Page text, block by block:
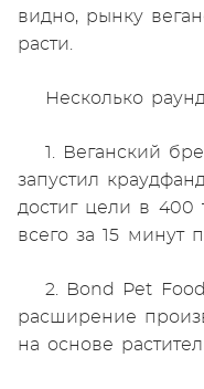
видно, рынку
расти.
Несколько
1. Веганский
запустил
достиг цели в 400
всего за 15 минут
2. Bond Pet
расширение
на основе